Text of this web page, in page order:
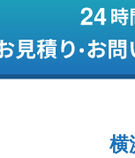
横